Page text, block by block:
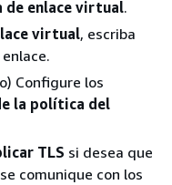
de enlace virtual.
virtual, escriba
Configure los
la política del
TLS si desea que
comunique con los